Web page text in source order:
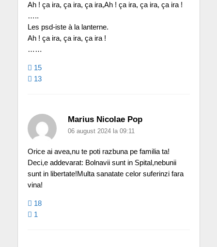
Ah ! ça ira, ça ira, ça ira,Ah ! ça ira, ça ira, ça ira !
…..
Les psd-iste à la lanterne.
Ah ! ça ira, ça ira, ça ira !
……
15
13
Marius Nicolae Pop
06 august 2024 la 09:11
Orice ai avea,nu te poti razbuna pe familia ta!
Deci,e addevarat: Bolnavii sunt in Spital,nebunii
sunt in libertate!Multa sanatate celor suferinzi fara
vina!
18
1